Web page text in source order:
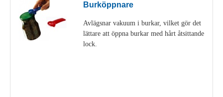
Burköppnare
Avlägsnar vakuum i burkar, vilket gör det
lättare att öppna burkar med hårt åtsittande
lock.